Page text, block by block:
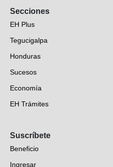
Secciones
EH Plus
Tegucigalpa
Honduras
Sucesos
Economía
EH Trámites
EH Verifica
Fotogalerías
Suscríbete
Beneficio
Ingresar